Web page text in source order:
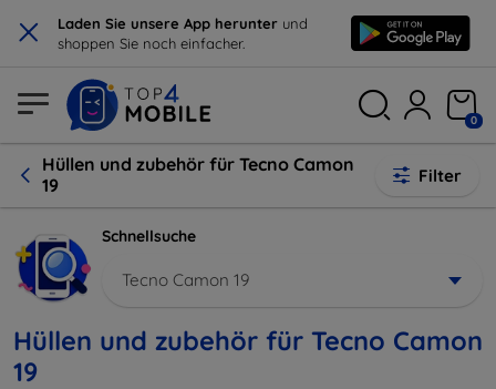
× Laden Sie unsere App herunter und
shoppen Sie noch einfacher.
0
Hüllen und zubehör für Tecno Camon
19
Filter
Schnellsuche
Tecno Camon 19
Hüllen und zubehör für Tecno Camon
19